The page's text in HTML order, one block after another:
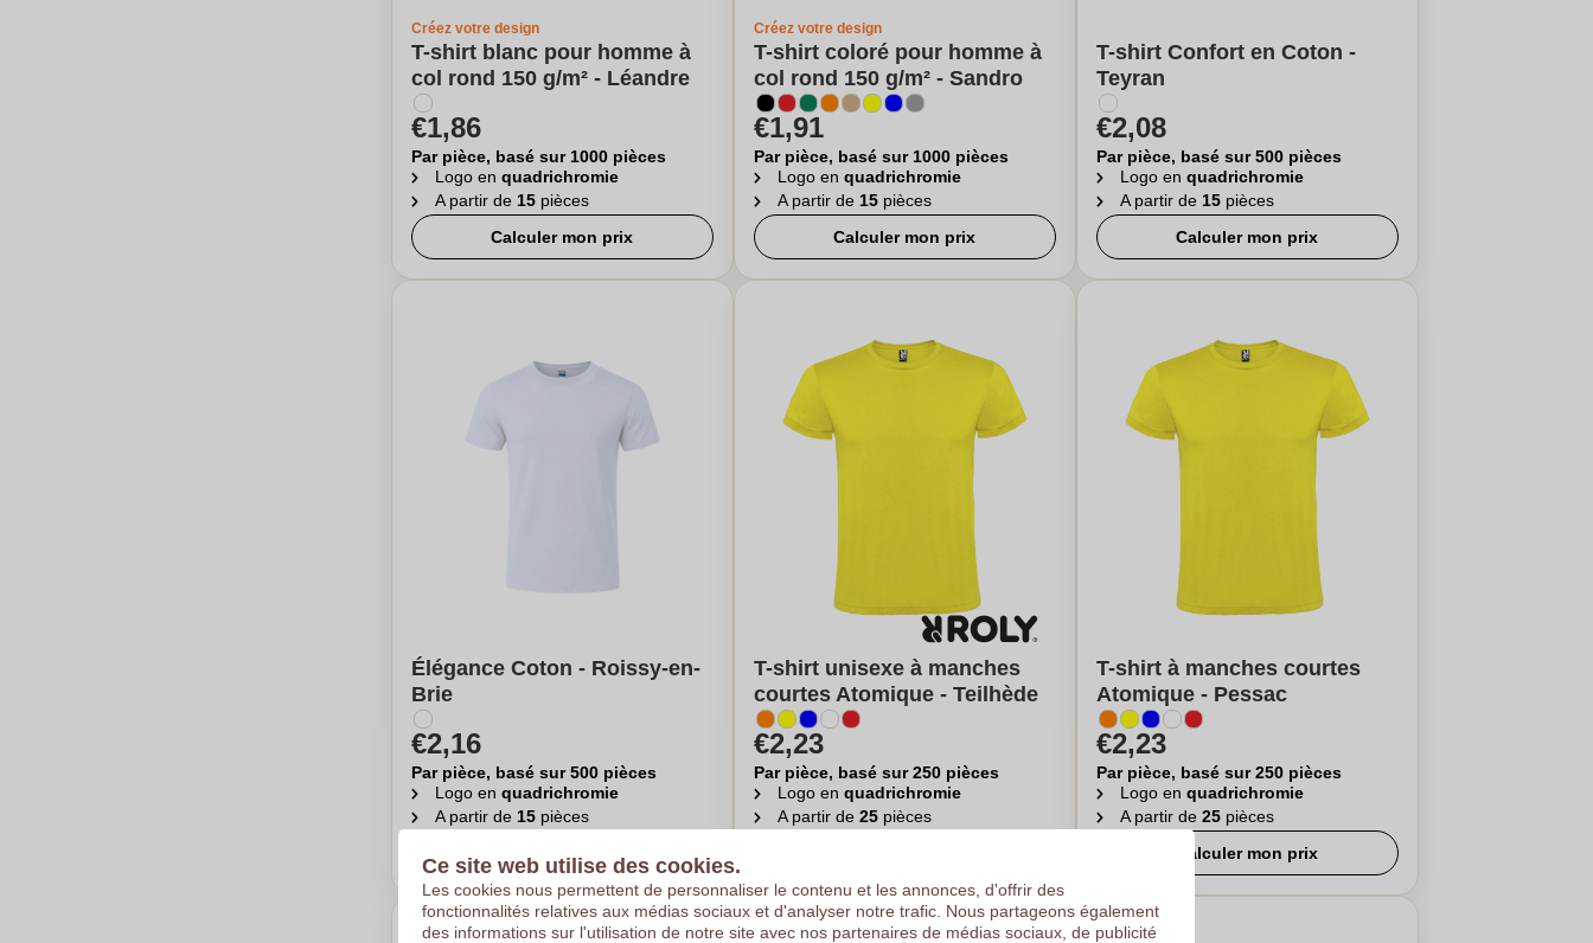
Créez votre design
T-shirt blanc pour homme à
col rond 150 g/m² - Léandre
€1,86
Par pièce, basé sur 1000 pièces
Logo en quadrichromie
A partir de 15 pièces
Calculer mon prix
Créez votre design
T-shirt coloré pour homme à
col rond 150 g/m² - Sandro
€1,91
Par pièce, basé sur 1000 pièces
Logo en quadrichromie
A partir de 15pièces
Calculer mon prix
T-shirt Confort en Coton -
Teyran
€2,08
Par pièce, basé sur 500 pièces
Logo en quadrichromie
A partir de 15pièces
Calculer mon prix
Élégance Coton - Roissy-en-
Brie
€2,16
Par pièce, basé sur 500 pièces
Logo en quadrichromie
A partir de 15 pièces
T-shirt unisexe à manches
courtes Atomique - Teilhède
€2,23
Par pièce, basé sur 250 pièces
Logo en quadrichromie
A partir de 25pièces
T-shirt à manches courtes
Atomique - Pessac
€2,23
Par pièce, basé sur 250 pièces
Logo en quadrichromie
A partir de 25pièces
Calculer mon prix
Ce site web utilise des cookies.
Les cookies nous permettent de personnaliser le contenu et les annonces, d'offrir des
fonctionnalités relatives aux médias sociaux et d'analyser notre trafic. Nous partageons également
des informations sur l'utilisation de notre site avec nos partenaires de médias sociaux, de publicité